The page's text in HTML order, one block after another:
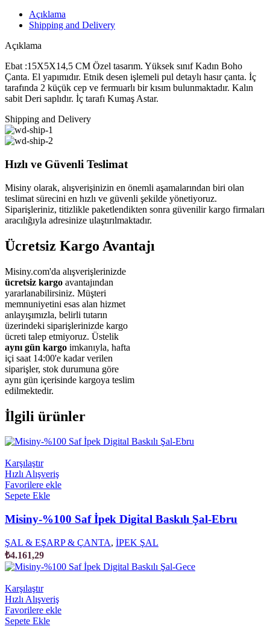
Açıklama
Shipping and Delivery
Açıklama
Ebat :15X5X14,5 CM Özel tasarım. Yüksek sınıf Kadın Boho
Çanta. El yapımıdır. Etnik desen işlemeli pul detaylı hasır çanta. İç
tarafında 2 küçük cep ve fermuarlı bir kısım bulunmaktadır. Kalın
sabit Deri saplıdır. İç tarafı Kumaş Astar.
Shipping and Delivery
Hızlı ve Güvenli Teslimat
Misiny olarak, alışverişinizin en önemli aşamalarından biri olan
teslimat sürecini en hızlı ve güvenli şekilde yönetiyoruz.
Siparişleriniz, titizlikle paketlendikten sonra güvenilir kargo firmaları
aracılığıyla adresinize ulaştırılmaktadır.
Ücretsiz Kargo Avantajı
Misiny.com'da alışverişlerinizde
ücretsiz kargo avantajından
yararlanabilirsiniz. Müşteri
memnuniyetini esas alan hizmet
anlayışımızla, belirli tutarın
üzerindeki siparişlerinizde kargo
ücreti talep etmiyoruz. Üstelik
aynı gün kargo imkanıyla, hafta
içi saat 14:00'e kadar verilen
siparişler, stok durumuna göre
aynı gün içerisinde kargoya teslim
edilmektedir.
İlgili ürünler
Karşılaştır
Hızlı Alışveriş
Favorilere ekle
Sepete Ekle
Misiny-%100 Saf İpek Digital Baskılı Şal-Ebru
ŞAL & EŞARP & ÇANTA, İPEK ŞAL
₺4.161,29
Karşılaştır
Hızlı Alışveriş
Favorilere ekle
Sepete Ekle